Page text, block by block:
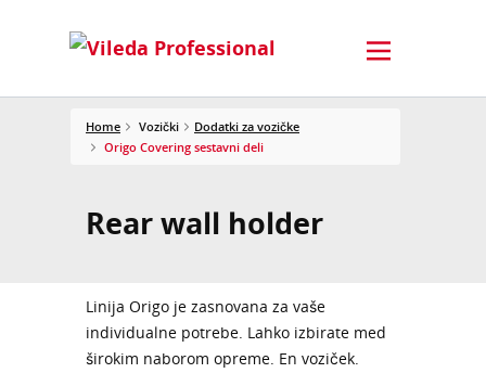
Home Vozički
Dodatki za vozičke
Origo Covering sestavni deli
Rear wall holder
Linija Origo je zasnovana za vaše
individualne potrebe. Lahko izbirate med
širokim naborom opreme. En voziček.